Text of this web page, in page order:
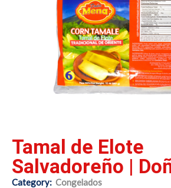
Tamal de Elote
Salvadoreño |
Category: Congelados